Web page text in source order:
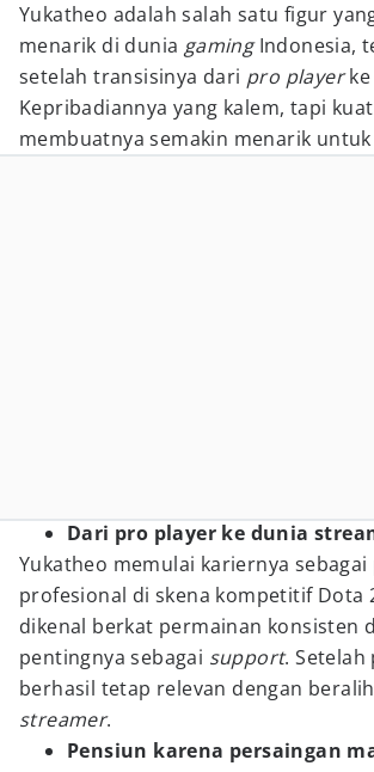
Yukatheo adalah salah satu figur
menarik di dunia gamingIndonesia,
setelah transisinya dari pro playerke
Kepribadiannya yang kalem, tapi
membuatnya semakin menarik
Dari pro player ke dunia
Yukatheo memulai kariernya sebagai
profesional di skena kompetitif Dota
dikenal berkat permainan konsisten
pentingnya sebagai support. Setelah
berhasil tetap relevan dengan
streamer.
Pensiun karena persaingan